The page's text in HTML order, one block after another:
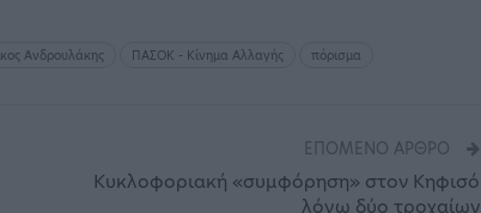
Ανδρουλάκης ΠΑΣΟΚ - Κίνημα Αλλαγής πόρισμα
ΕΠΌΜΕΝΟ ΆΡΘΡΟ
Κυκλοφοριακή «συμφόρηση» στον Κηφισό
λόγω δύο τροχαίων